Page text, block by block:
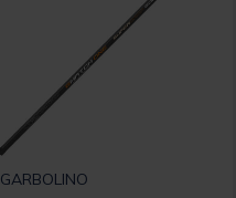
GARBOLINO